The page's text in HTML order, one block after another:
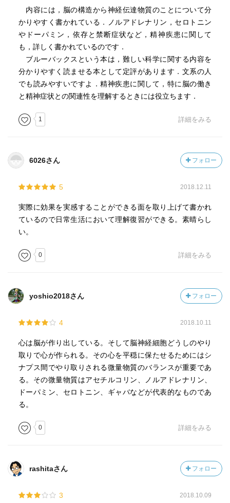
内容には，脳の構造から神経伝達物質のことについて分
かりやすく書かれている．ノルアドレナリン，セロトニン
やドーパミン，依存と禁断症状など，精神疾患に関して
も，詳しく書かれているのです．
ブルーバックスという本は，難しい科学に関する内容を
分かりやすく読ませる本として定評があります．文系の人
でも読みやすいですよ．精神疾患に関して，特に脳の働き
と精神症状との関連性を理解するときには役立ちます．
1 詳細をみる
6026さん フォロー
5 2018.12.11
実際に効果を実感することができる面を取り上げて書かれ
ているので日常生活において理解復習ができる。素晴らし
い。
0 詳細をみる
yoshio2018さん フォロー
4 2018.10.11
心は脳が作り出している。そして脳神経細胞どうしのやり
取りで心が作られる。その心を平穏に保たせるためにはシ
ナプス間でやり取りされる微量物質のバランスが重要であ
る。その微量物質はアセチルコリン、ノルアドレナリン、
ドーパミン、セロトニン、ギャバなどが代表的なものであ
る。
0 詳細をみる
rashitaさん フォロー
3 2018.10.09